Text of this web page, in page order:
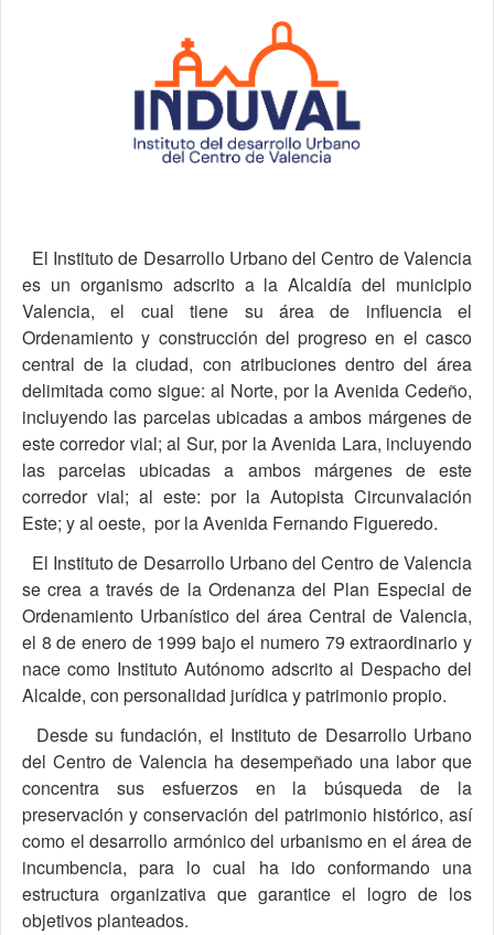
El Instituto de Desarrollo Urbano del Centro de Valencia
es un organismo adscrito a la Alcaldía del municipio
Valencia, el cual tiene su área de influencia el
Ordenamiento y construcción del progreso en el casco
central de la ciudad, con atribuciones dentro del área
delimitada como sigue: al Norte, por la Avenida Cedeño,
incluyendo las parcelas ubicadas a ambos márgenes de
este corredor vial; al Sur, por la Avenida Lara, incluyendo
las parcelas ubicadas a ambos márgenes de este
corredor vial; al este: por la Autopista Circunvalación
Este; y al oeste, por la Avenida Fernando Figueredo.
El Instituto de Desarrollo Urbano del Centro de Valencia
se crea a través de la Ordenanza del Plan Especial de
Ordenamiento Urbanístico del área Central de Valencia,
el 8 de enero de 1999 bajo el numero 79 extraordinario y
nace como Instituto Autónomo adscrito al Despacho del
Alcalde, con personalidad jurídica y patrimonio propio.
Desde su fundación, el Instituto de Desarrollo Urbano
del Centro de Valencia ha desempeñado una labor que
concentra sus esfuerzos en la búsqueda de la
preservación y conservación del patrimonio histórico, así
como el desarrollo armónico del urbanismo en el área de
incumbencia, para lo cual ha ido conformando una
estructura organizativa que garantice el logro de los
objetivos planteados.